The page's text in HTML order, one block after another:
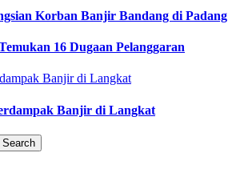
Korban Banjir Bandang di Padang
16 Dugaan Pelanggaran
Banjir di Langkat